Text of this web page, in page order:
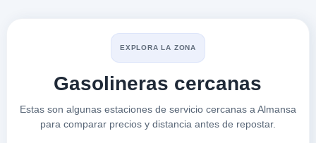
EXPLORA LA ZONA
Gasolineras cercanas
Estas son algunas estaciones de servicio cercanas a Almansa
para comparar precios y distancia antes de repostar.